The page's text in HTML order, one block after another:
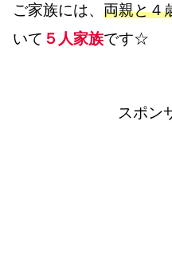
ご家族には、 両親と４
いて ５人家族です☆
スポン